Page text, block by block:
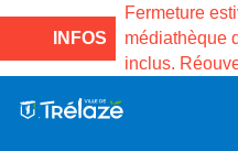
INFOS
la Maison des
de Gama du
Fermeture
médiathèque
inclus.